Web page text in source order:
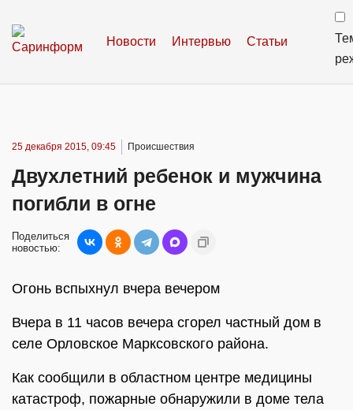
Новости Интервью Статьи
25 декабря 2015, 09:45 Происшествия
Двухлетний ребенок и мужчина
погибли в огне
Поделиться
новостью:
Огонь вспыхнул вчера вечером
Вчера в 11 часов вечера сгорел частный дом в
селе Орловское Марксовского района.
Как сообщили в областном центре медицины
катастроф, пожарные обнаружили в доме тела